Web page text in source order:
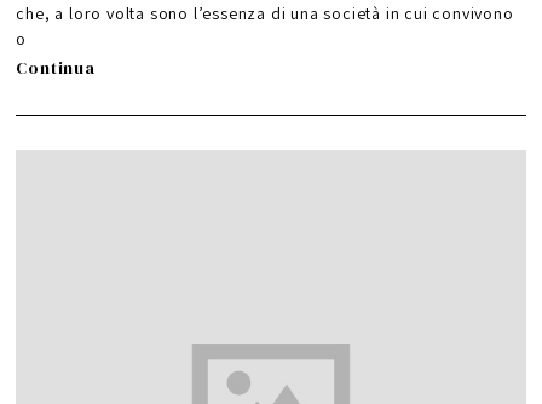
che, a loro volta sono l’essenza di una società in cui convivono
o
Continua